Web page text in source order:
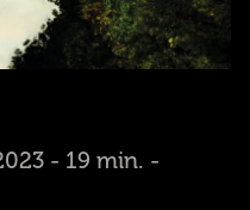
- 19 min. -